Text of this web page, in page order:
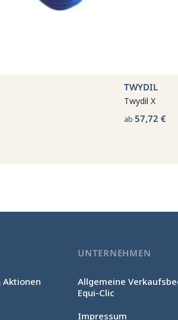
TWYDIL
Twydil X
ab57,72 €
Aktionen
UNTERNEHMEN
Allgemeine
Equi-Clic
Impressum